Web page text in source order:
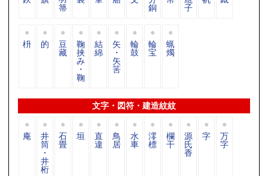
箒 銅 子
枡 的 豆
藏
鞠
挟
み
・
鞠
結
綿
矢
・
矢
筈
輪
鼓
輪
宝
蝋
燭
文字・図符・建造紋紋
庵 井
筒
・
井
桁
石
畳
垣 直
違
鳥
居
水
車
澪
標
欄
干
源
氏
香
字 万
字